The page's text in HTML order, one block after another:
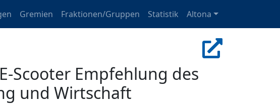
Gremien Fraktionen/Gruppen Statistik Altona
Scooter Empfehlung des
und Wirtschaft